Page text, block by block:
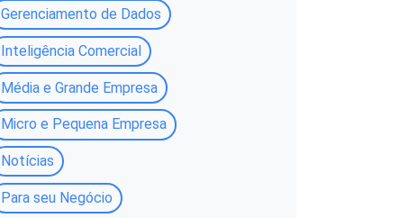
Gerenciamento de Dados
Inteligência Comercial
Média e Grande Empresa
Micro e Pequena Empresa
Notícias
Para seu Negócio